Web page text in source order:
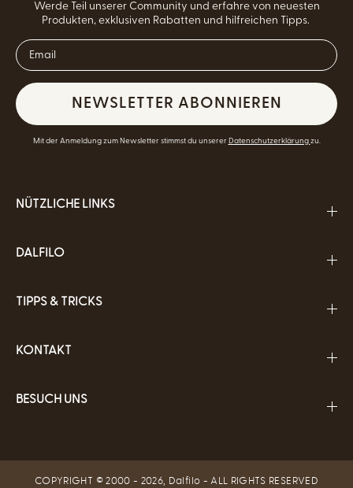
Werde Teil unserer Community und erfahre von neuesten
Produkten, exklusiven Rabatten und hilfreichen Tipps.
NEWSLETTER ABONNIEREN
Mit der Anmeldung zum Newsletter stimmst du unserer Datenschutzerklärungzu.
NÜTZLICHE LINKS
DALFILO
TIPPS & TRICKS
KONTAKT
BESUCH UNS
COPYRIGHT © 2000 - 2026, Dalfilo - ALL RIGHTS RESERVED